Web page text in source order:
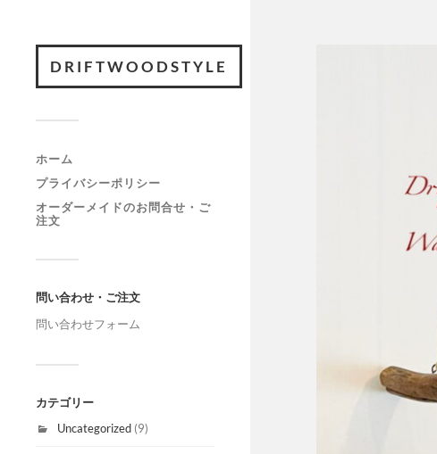
DRIFTWOODSTYLE
ホーム
プライバシーポリシー
オーダーメイドのお問合せ・ご
注文
問い合わせ・ご注文
問い合わせフォーム
カテゴリー
Uncategorized (9)